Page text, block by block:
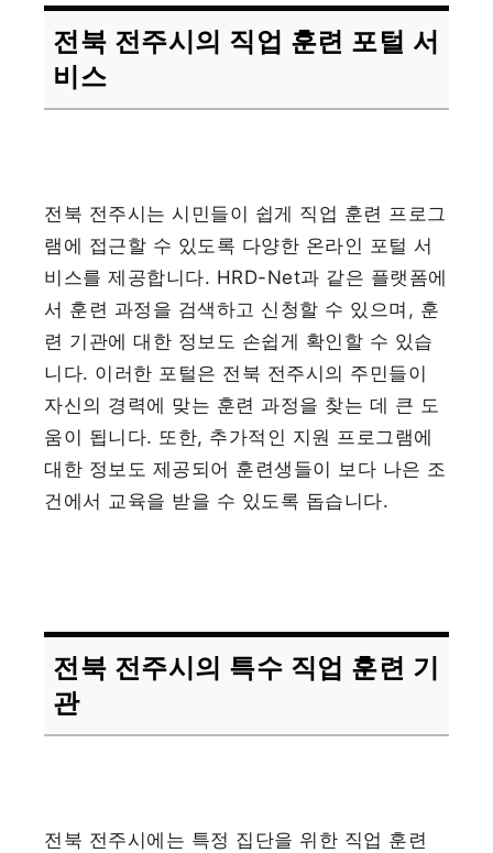
전북 전주시의 직업 훈련 포털 서
비스
전북 전주시는 시민들이 쉽게 직업 훈련 프로그
램에 접근할 수 있도록 다양한 온라인 포털 서
비스를 제공합니다. HRD-Net과 같은 플랫폼에
서 훈련 과정을 검색하고 신청할 수 있으며, 훈
련 기관에 대한 정보도 손쉽게 확인할 수 있습
니다. 이러한 포털은 전북 전주시의 주민들이
자신의 경력에 맞는 훈련 과정을 찾는 데 큰 도
움이 됩니다. 또한, 추가적인 지원 프로그램에
대한 정보도 제공되어 훈련생들이 보다 나은 조
건에서 교육을 받을 수 있도록 돕습니다.
전북 전주시의 특수 직업 훈련 기
관
전북 전주시에는 특정 집단을 위한 직업 훈련